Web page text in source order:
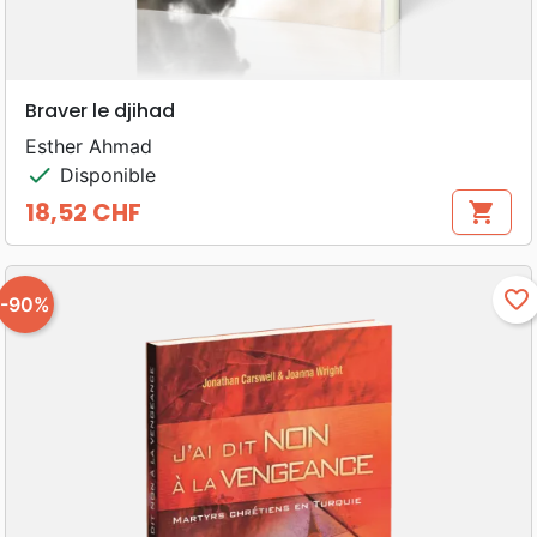
Braver le djihad
Esther Ahmad
check Disponible
Prix
18,52 CHF shopping_cart
-90% favorite_border